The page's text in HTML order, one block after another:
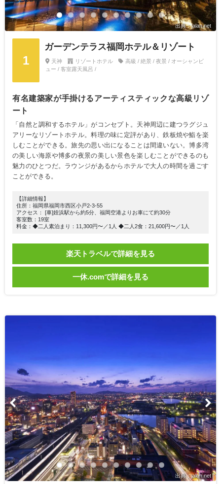
出典：jalan.net
1
ガーデンテラス福岡ホテル＆リゾート
天神 リゾートホテル
高級 / 絶景 / 夜景 / オーシャンビ
ュー / 客室露天風呂 /
有名建築家が手掛けるアーティスティックな高級リゾ
ート
「自然と調和するホテル」がコンセプト。天神周辺に建つラグジュ
アリーなリゾートホテル。料理の味に定評があり、鉄板焼や鮨を楽
しむことができる。旅先の思い出になることは間違いない。博多湾
の美しい海原や博多の夜景の美しい景色を楽しむことができるのも
魅力のひとつだ。ラウンジがあるからホテルで大人の時間を過ごす
ことができる。
【詳細情報】
住所：福岡県福岡市西区小戸2-3-55
アクセス： [車]姪浜駅から約5分、福岡空港よりお車にて約30分
客室数：19室
料金：◆二人素泊まり：11,300円〜／1人 ◆二人2食：21,600円〜／1人
楽天トラベルで詳細を見る
一休.comで詳細を見る
出典：jalan.net